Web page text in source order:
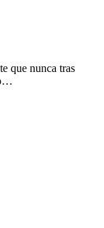
que nunca tras